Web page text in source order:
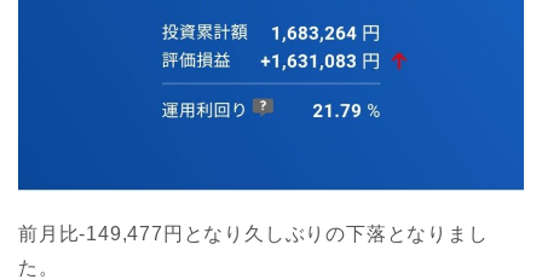
前月比-149,477円となり久しぶりの下落となりまし
た。